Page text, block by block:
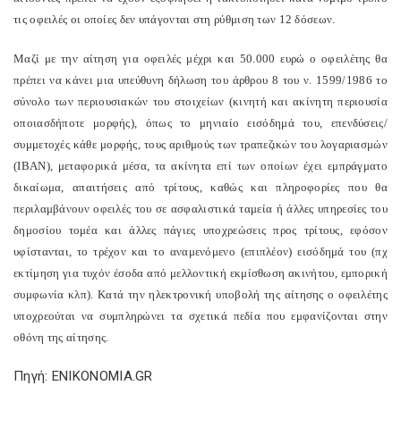
τις οφειλές οι οποίες δεν υπάγονται στη ρύθμιση των 12 δόσεων.
Μαζί με την αίτηση για οφειλές μέχρι και 50.000 ευρώ ο οφειλέτης θα
πρέπει να κάνει μια υπεύθυνη δήλωση του άρθρου 8 του ν. 1599/1986 το
σύνολο των περιουσιακών του στοιχείων (κινητή και ακίνητη περιουσία
οποιασδήποτε μορφής), όπως το μηνιαίο εισόδημά του, επενδύσεις/
συμμετοχές κάθε μορφής, τους αριθμούς των τραπεζικών του λογαριασμών
(IBAN), μεταφορικά μέσα, τα ακίνητα επί των οποίων έχει εμπράγματο
δικαίωμα, απαιτήσεις από τρίτους, καθώς και πληροφορίες που θα
περιλαμβάνουν οφειλές του σε ασφαλιστικά ταμεία ή άλλες υπηρεσίες του
δημοσίου τομέα και άλλες πάγιες υποχρεώσεις προς τρίτους, εφόσον
υφίστανται, το τρέχον και το αναμενόμενο (επιπλέον) εισόδημά του (πχ
εκτίμηση για τυχόν έσοδα από μελλοντική εκμίσθωση ακινήτου, εμπορική
συμφωνία κλπ). Κατά την ηλεκτρονική υποβολή της αίτησης ο οφειλέτης
υποχρεούται να συμπληρώνει τα σχετικά πεδία που εμφανίζονται στην
οθόνη της αίτησης.
Πηγή: ENIKONOMIA.GR